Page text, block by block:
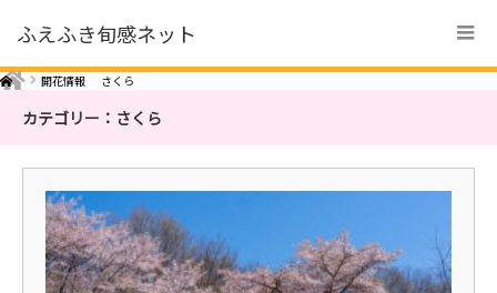
ふえふき旬感ネット
Home 開花情報 さくら
カテゴリー：さくら